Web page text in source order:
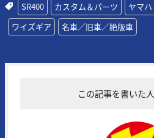
SR400 カスタム＆パーツ ヤマハ
ワイズギア
名車／旧車／絶版車
この記事を書いた